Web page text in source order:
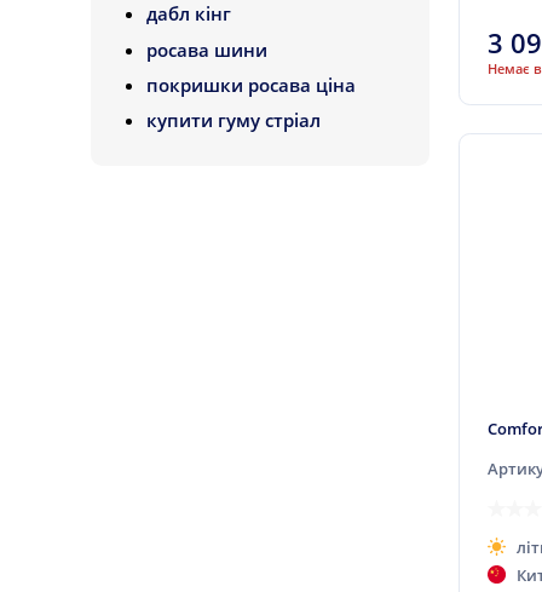
Aufine
Austone
Autoguard
Avon
дабл кінг
росава шини
покришки росава ціна
купити гуму стріал
3
Немає